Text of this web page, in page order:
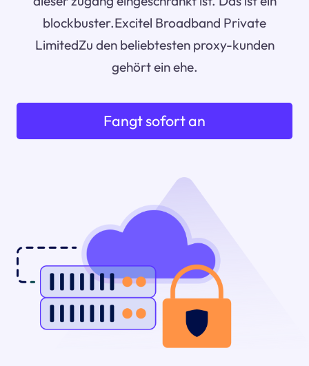
blockbuster.Excitel Broadband Private
LimitedZu den beliebtesten proxy-kunden
gehört ein ehe.
Fangt sofort an